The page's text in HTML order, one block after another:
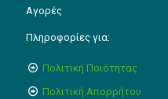
Αγορές
Πληροφορίες για:
Πολιτική Ποιότητας
Πολιτική Απορρήτου